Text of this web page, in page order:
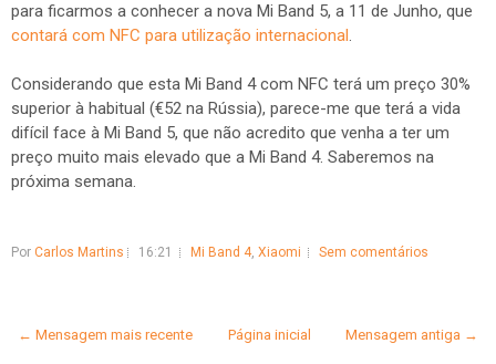
para ficarmos a conhecer a nova Mi Band 5, a 11 de Junho, que
contará com NFC para utilização internacional.
Considerando que esta Mi Band 4 com NFC terá um preço 30%
superior à habitual (€52 na Rússia), parece-me que terá a vida
difícil face à Mi Band 5, que não acredito que venha a ter um
preço muito mais elevado que a Mi Band 4. Saberemos na
próxima semana.
Por Carlos Martins 16:21 Mi Band 4, Xiaomi Sem comentários
← Mensagem mais recente Mensagem antiga →
Página inicial